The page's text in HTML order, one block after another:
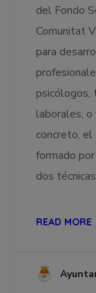
del Fondo
Comunitat
para
psicólogos,
laborales,
concreto, el
formado
dos
READ MORE